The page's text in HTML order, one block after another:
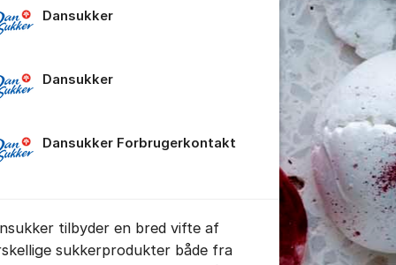
for indlæg/kommentar
Dansukker
Dansukker
Dansukker Forbrugerkontakt
tilbyder en bred vifte af
sukkerprodukter både fra